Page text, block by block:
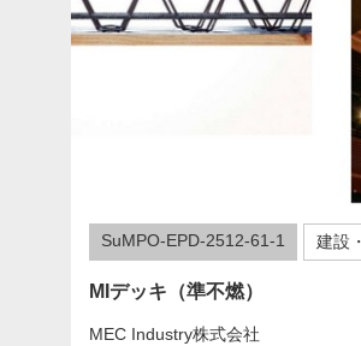
SuMPO-EPD-2512-61-1 建設
MIデッキ（準不燃）
MEC Industry株式会社